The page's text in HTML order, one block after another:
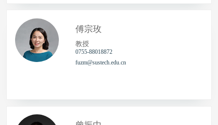
傅宗玫
教授
0755-88018872
fuzm@sustech.edu.cn